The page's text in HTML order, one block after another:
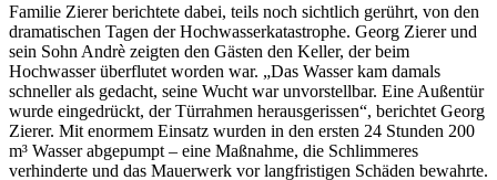
Familie Zierer berichtete dabei, teils noch sichtlich gerührt, von den
dramatischen Tagen der Hochwasserkatastrophe. Georg Zierer und
sein Sohn Andrè zeigten den Gästen den Keller, der beim
Hochwasser überflutet worden war. „Das Wasser kam damals
schneller als gedacht, seine Wucht war unvorstellbar. Eine Außentür
wurde eingedrückt, der Türrahmen herausgerissen“, berichtet Georg
Zierer. Mit enormem Einsatz wurden in den ersten 24 Stunden 200
m³ Wasser abgepumpt – eine Maßnahme, die Schlimmeres
verhinderte und das Mauerwerk vor langfristigen Schäden bewahrte.